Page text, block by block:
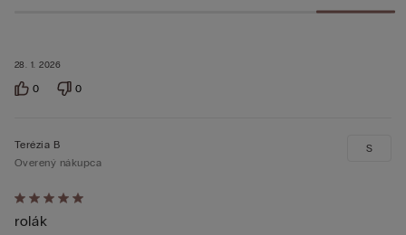
28. 1. 2026
0 0
Hodnotenie:
5
Terézia B
Overený nákupca
rolák
S